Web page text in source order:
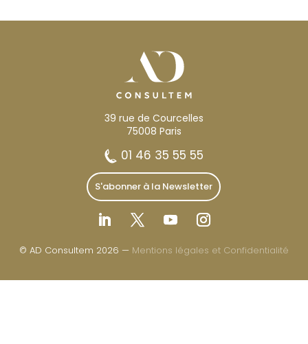
39 rue de Courcelles
75008 Paris
01 46 35 55 55
S'abonner à la Newsletter
© AD Consultem 2026 — Mentions légales et Confidentialité